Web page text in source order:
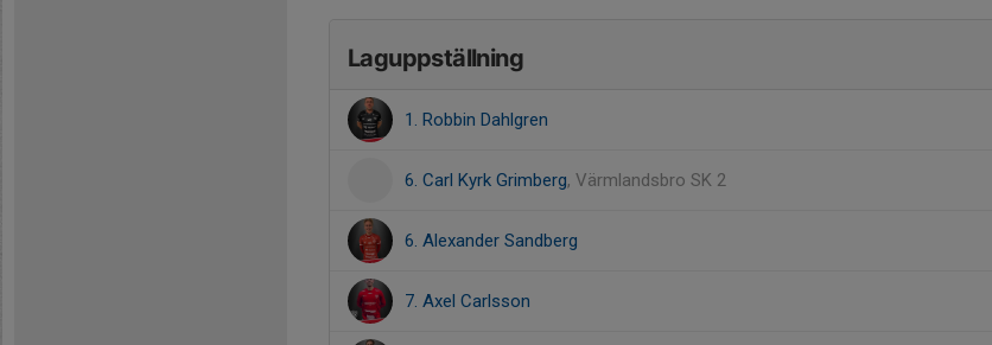
Laguppställning
1. Robbin Dahlgren
6. Carl Kyrk Grimberg, Värmlandsbro SK 2
6. Alexander Sandberg
7. Axel Carlsson